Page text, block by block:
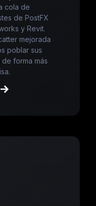
cola de
de PostFX
y Revit.
mejorada
poblar sus
forma más